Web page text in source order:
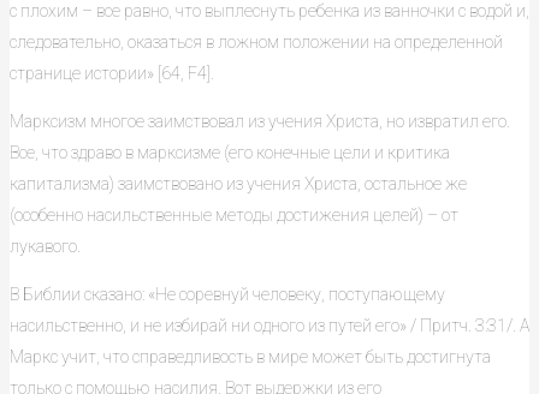
с плохим – все равно, что выплеснуть ребенка из ванночки с водой и,
следовательно, оказаться в ложном положении на определенной
странице истории» [64, F4].
Марксизм многое заимствовал из учения Христа, но извратил его.
Все, что здраво в марксизме (его конечные цели и критика
капитализма) заимствовано из учения Христа, остальное же
(особенно насильственные методы достижения целей) – от
лукавого.
В Библии сказано: «Не соревнуй человеку, поступающему
насильственно, и не избирай ни одного из путей его» / Притч. 3:31/. А
Маркс учит, что справедливость в мире может быть достигнута
только с помощью насилия. Вот выдержки из его